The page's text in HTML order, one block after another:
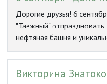
Дорогие друзья! 6
"Таежный"
нефтяная башня и
Викторина